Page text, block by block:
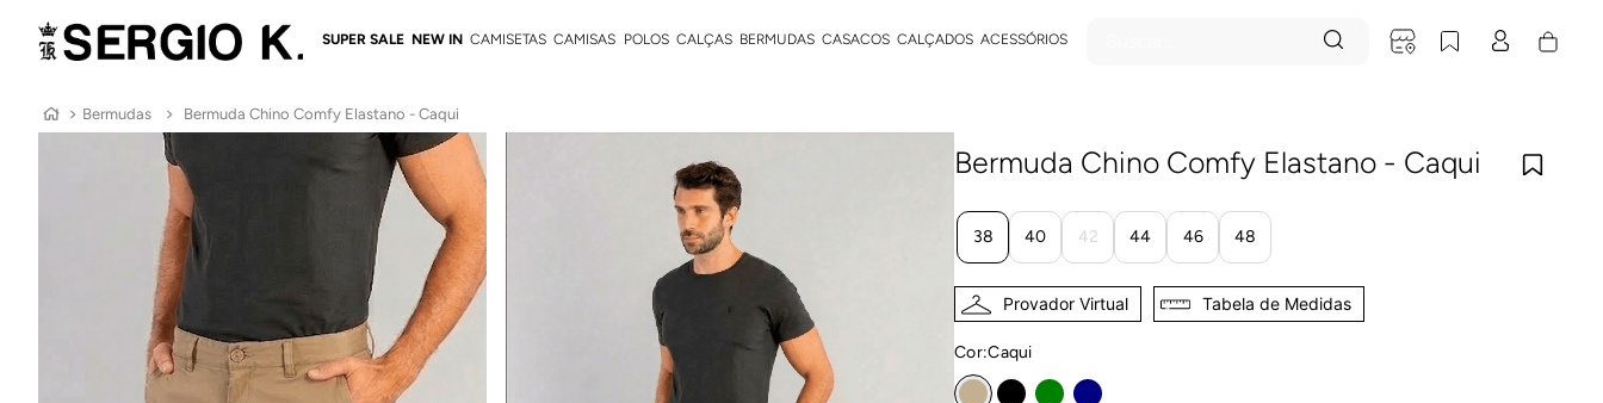
SUPER SALE NEW IN CAMISETAS CAMISAS POLOS CALÇAS BERMUDAS CASACOS CALÇADOS ACESSÓRIOS
Bermudas Bermuda Chino Comfy Elastano - Caqui
Bermuda Chino Comfy Elastano - Caqui
38 40 42 44 46 48
Provador Virtual Tabela de Medidas
Cor: caqui